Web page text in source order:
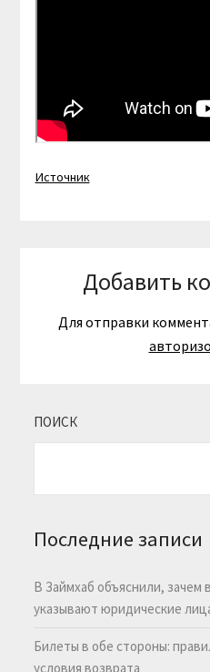
Источник
Добавить
Для отправки
ПОИСК
Последние записи
В Займхаб объяснили, зачем
указывают юридические
Билеты в обе стороны:
условия возврата